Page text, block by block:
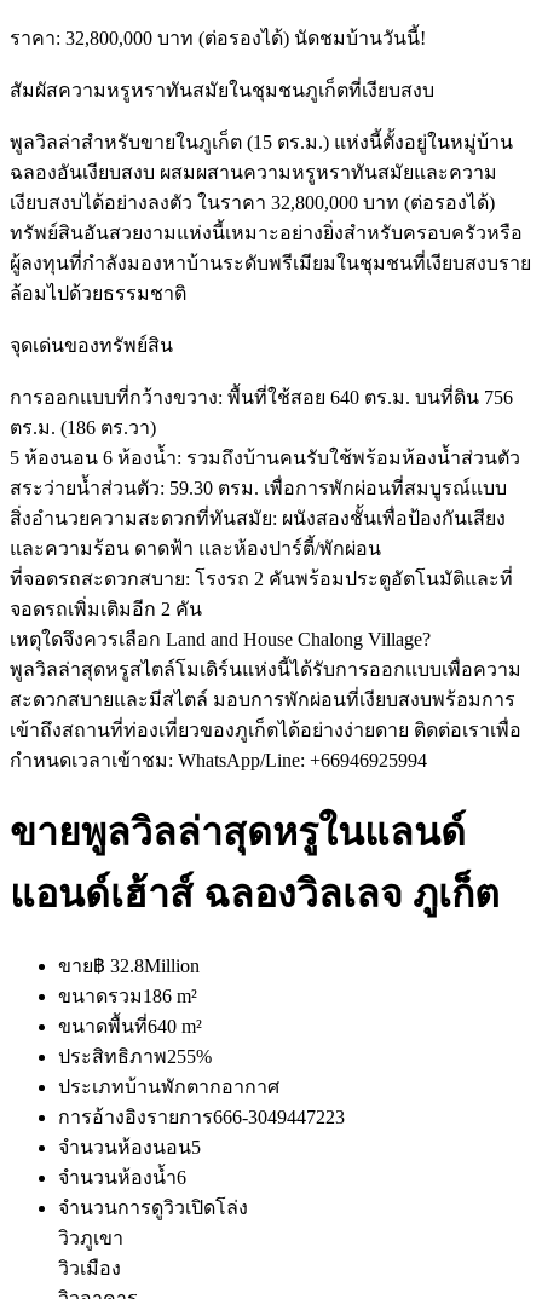
ราคา: 32,800,000 บาท (ต่อรองได้) นัดชมบ้านวันนี้!
สัมผัสความหรูหราทันสมัยในชุมชนภูเก็ตที่เงียบสงบ
พูลวิลล่าสำหรับขายในภูเก็ต (15 ตร.ม.) แห่งนี้ตั้งอยู่ในหมู่บ้าน
ฉลองอันเงียบสงบ ผสมผสานความหรูหราทันสมัยและความ
เงียบสงบได้อย่างลงตัว ในราคา 32,800,000 บาท (ต่อรองได้)
ทรัพย์สินอันสวยงามแห่งนี้เหมาะอย่างยิ่งสำหรับครอบครัวหรือ
ผู้ลงทุนที่กำลังมองหาบ้านระดับพรีเมียมในชุมชนที่เงียบสงบราย
ล้อมไปด้วยธรรมชาติ
จุดเด่นของทรัพย์สิน
การออกแบบที่กว้างขวาง: พื้นที่ใช้สอย 640 ตร.ม. บนที่ดิน 756
ตร.ม. (186 ตร.วา)
5 ห้องนอน 6 ห้องน้ำ: รวมถึงบ้านคนรับใช้พร้อมห้องน้ำส่วนตัว
สระว่ายน้ำส่วนตัว: 59.30 ตรม. เพื่อการพักผ่อนที่สมบูรณ์แบบ
สิ่งอำนวยความสะดวกที่ทันสมัย: ผนังสองชั้นเพื่อป้องกันเสียง
และความร้อน ดาดฟ้า และห้องปาร์ตี้/พักผ่อน
ที่จอดรถสะดวกสบาย: โรงรถ 2 คันพร้อมประตูอัตโนมัติและที่
จอดรถเพิ่มเติมอีก 2 คัน
เหตุใดจึงควรเลือก Land and House Chalong Village?
พูลวิลล่าสุดหรูสไตล์โมเดิร์นแห่งนี้ได้รับการออกแบบเพื่อความ
สะดวกสบายและมีสไตล์ มอบการพักผ่อนที่เงียบสงบพร้อมการ
เข้าถึงสถานที่ท่องเที่ยวของภูเก็ตได้อย่างง่ายดาย ติดต่อเราเพื่อ
กำหนดเวลาเข้าชม: WhatsApp/Line: +66946925994
ขายพูลวิลล่าสุดหรูในแลนด์
แอนด์เฮ้าส์ ฉลองวิลเลจ ภูเก็ต
ขาย฿ 32.8Million
ขนาดรวม186 m²
ขนาดพื้นที่640 m²
ประสิทธิภาพ255%
ประเภทบ้านพักตากอากาศ
การอ้างอิงรายการ666-3049447223
จำนวนห้องนอน5
จำนวนห้องน้ำ6
จำนวนการดูวิวเปิดโล่ง
วิวภูเขา
วิวเมือง